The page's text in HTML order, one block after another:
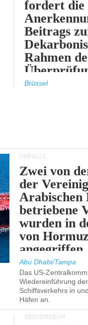
fordert die
Beitrags
Rahmen
ETS.
Brüssel
UNFÄLLE
Zwei von
der
Arabischen
betriebene
wurden in
von
angegriffen.
Abu Dhabi/Tampa
Das US-
Wiedereinführung
Schiffsverkehrs in
Häfen an.
SEEVERKEHR